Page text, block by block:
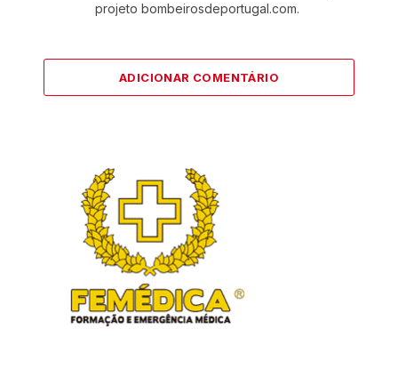
projeto bombeirosdeportugal.com.
ADICIONAR COMENTÁRIO